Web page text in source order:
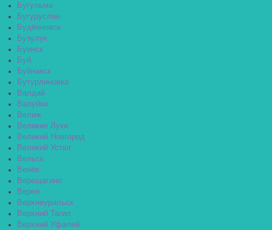
Бугульма
Бугуруслан
Будённовск
Бузулук
Буинск
Буй
Буйнакск
Бутурлиновка
Валдай
Валуйки
Велиж
Великие Луки
Великий Новгород
Великий Устюг
Вельск
Венёв
Верещагино
Верея
Верхнеуральск
Верхний Тагил
Верхний Уфалей